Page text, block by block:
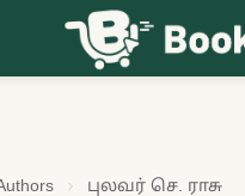
புலவர் செ. ராசு